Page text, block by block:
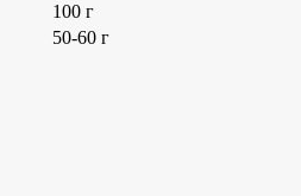
100 г
50-60 г